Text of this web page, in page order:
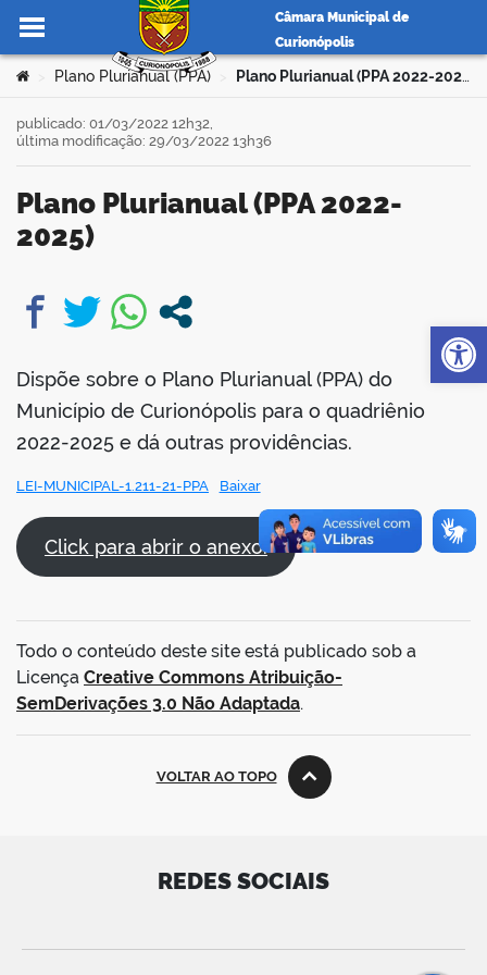
Ir para o conteúdo
Câmara Municipal de
Curionópolis
portal
Você está aqui:
Plano Plurianual (PPA) Plano Plurianual (PPA 2022-2025)
Plano Plurianual (PPA 2022-
2025)
publicado: 01/03/2022 12h32,
última modificação: 29/03/2022 13h36
Dispõe sobre o Plano Plurianual (PPA) do
Município de Curionópolis para o quadriênio
2022-2025 e dá outras providências.
LEI-MUNICIPAL-1.211-21-PPA Baixar
Click para abrir o anexo.
Todo o conteúdo deste site está publicado sob a
Licença Creative Commons Atribuição-
SemDerivações 3.0 Não Adaptada.
VOLTAR AO TOPO
REDES SOCIAIS